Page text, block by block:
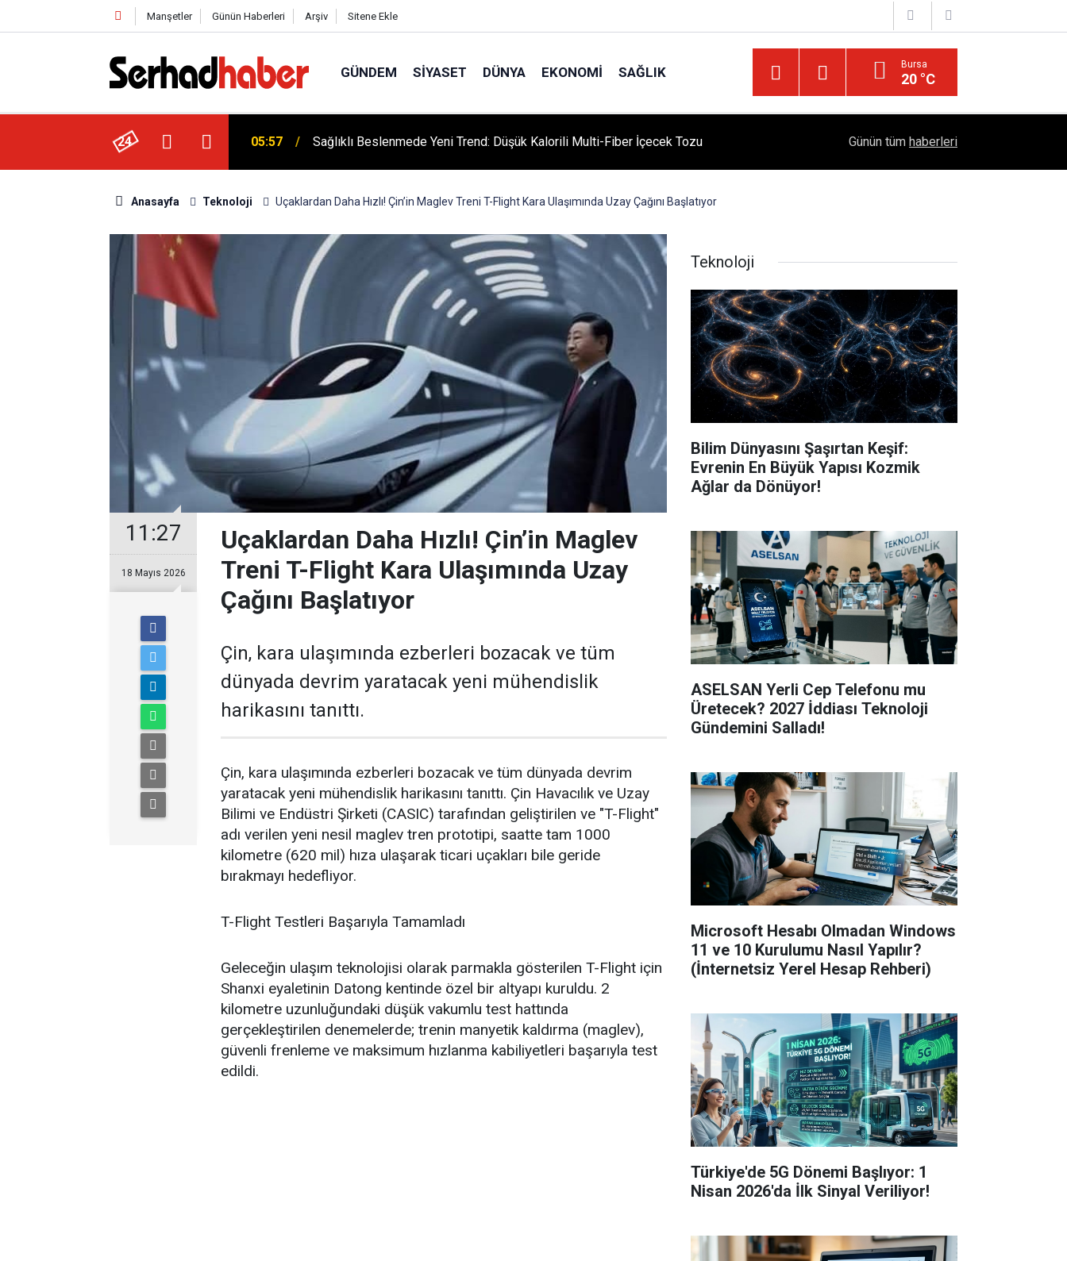
Manşetler Günün Haberleri Arşiv Sitene Ekle
GÜNDEM SIYASET DÜNYA EKONOMI SAĞLIK Bursa
20 °C
24
Düşük Kalorili Multi-Fiber İçecek Tozu 05:25
Dicle Üniversitesi'nden Türk Dünyası Hamlesi: Cengiz Aytmatov
Sempozyumu Diyarbakır'da!
Günün tüm haberleri
Anasayfa Teknoloji Uçaklardan Daha Hızlı! Çin’in Maglev Treni T-Flight Kara Ulaşımında Uzay Çağını Başlatıyor
11:27
18 Mayıs 2026
Uçaklardan Daha Hızlı! Çin’in Maglev
Treni T-Flight Kara Ulaşımında Uzay
Çağını Başlatıyor
Çin, kara ulaşımında ezberleri bozacak ve tüm
dünyada devrim yaratacak yeni mühendislik
harikasını tanıttı.
Çin, kara ulaşımında ezberleri bozacak ve tüm dünyada devrim
yaratacak yeni mühendislik harikasını tanıttı. Çin Havacılık ve Uzay
Bilimi ve Endüstri Şirketi (CASIC) tarafından geliştirilen ve "T-Flight"
adı verilen yeni nesil maglev tren prototipi, saatte tam 1000
kilometre (620 mil) hıza ulaşarak ticari uçakları bile geride
bırakmayı hedefliyor.
T-Flight Testleri Başarıyla Tamamladı
Geleceğin ulaşım teknolojisi olarak parmakla gösterilen T-Flight için
Shanxi eyaletinin Datong kentinde özel bir altyapı kuruldu. 2
kilometre uzunluğundaki düşük vakumlu test hattında
gerçekleştirilen denemelerde; trenin manyetik kaldırma (maglev),
güvenli frenleme ve maksimum hızlanma kabiliyetleri başarıyla test
edildi.
Teknoloji
Bilim Dünyasını Şaşırtan Keşif:
Evrenin En Büyük Yapısı Kozmik
Ağlar da Dönüyor!
ASELSAN Yerli Cep Telefonu mu
Üretecek? 2027 İddiası Teknoloji
Gündemini Salladı!
Microsoft Hesabı Olmadan Windows
11 ve 10 Kurulumu Nasıl Yapılır?
(İnternetsiz Yerel Hesap Rehberi)
Türkiye'de 5G Dönemi Başlıyor: 1
Nisan 2026'da İlk Sinyal Veriliyor!